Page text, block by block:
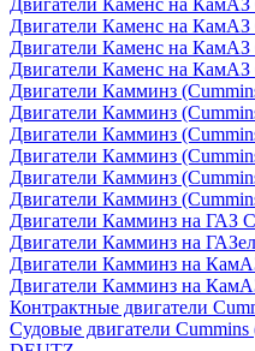
Двигатели Каменс на КамАЗ
Двигатели Каменс на КамАЗ
Двигатели Каменс на КамАЗ
Двигатели Каменс на КамАЗ
Двигатели Камминз
Двигатели Камминз
Двигатели Камминз
Двигатели Камминз
Двигатели Камминз
Двигатели Камминз
Двигатели Камминз на ГАЗ
Двигатели Камминз на
Двигатели Камминз на
Двигатели Камминз на
Контрактные двигатели
Судовые двигатели